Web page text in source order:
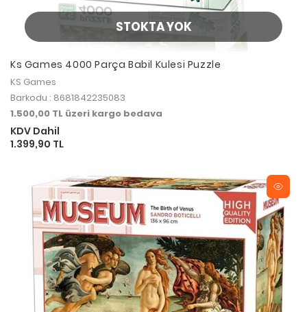
STOKTA YOK
Ks Games 4000 Parça Babil Kulesi Puzzle
KS Games
Barkodu : 8681842235083
1.500,00 TL üzeri kargo bedava
KDV Dahil
1.399,90 TL